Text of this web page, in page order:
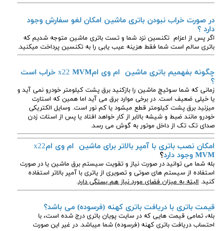
در صورت خراب نبودن باتری ماشین امکان لغو سفارش وجود
دارد ؟
اگر پس از اعزام تکنسین نزد شما و تست باتری ماشین متوجه شدیم که
باتری سالم است شما فقط هزینه عیب یابی را به تکنسین پرداخت میکنید.
چگونه بفهمیم باتری ماشین ام وی ام x22 MVM
خراب است
؟
زمانی که شما سوئیچ ماشین را بازکنید برق پشت کیلومتر خودرو نمی آید و
یا خیلی ضعیف است. در برخی موارد برق می آید اما همین که استارت
میزنید برق پشت کیلومتر قطع میشود یا کم نور است. وسایل الکتریکی
خودرو مانند ضبط و شیشه بالابر از کار خواهد افتاد یا پس از استات زدن
صدای تک تک از داخل موتور به گوش می رسد.
امکان نصب باتری با آمپر بالاتر برای ماشین ام وی امx22
MVM وجود دارد
؟
بله شما می توانید در صورت نیاز و تقویت سیستم برق ماشین یا در صورت
استفاده از سیستم های صوتی و تصویری از یاتری با آمپر بالاتر استفاده
کنید. البته به میزان فضای مورد نیاز هم بستگی دارد.
قیمت باتری با دریافت باتری کهنه (فرسوده) می باشد؟
بله، تمامی قیمت هایی که در سایت پویان باتری درج شده است، با
احتساب دریافت باتری کهنه (فرسوده) شما میباشد. در غیر این صورت